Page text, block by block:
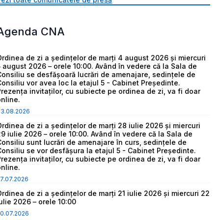
CNA
de zi a ședințelor de marți 4 august 2026 și miercuri
august 2026 – orele 10:00. Având în vedere că la Sala de
se desfășoară lucrări de amenajare, sedințele de
vor avea loc la etajul 5 - Cabinet Președinte.
invitaților, cu subiecte pe ordinea de zi, va fi doar
de zi a ședințelor de marți 28 iulie 2026 și miercuri
iulie 2026 – orele 10:00. Având în vedere că la Sala de
sunt lucrări de amenajare în curs, sedințele de
se vor desfășura la etajul 5 - Cabinet Președinte.
invitaților, cu subiecte pe ordinea de zi, va fi doar
de zi a ședințelor de marți 21 iulie 2026 și miercuri 22
2026 – orele 10:00